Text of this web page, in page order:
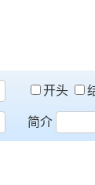
开头
简介